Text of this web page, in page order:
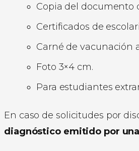
Copia del documento
Certificados de
Carné de vacunación
Foto 3×4 cm.
Para estudiantes
En caso de solicitudes por
diagnóstico emitido por